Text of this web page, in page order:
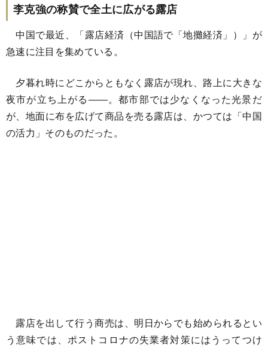
李克強の称賛で全土に広がる露店
中国で最近、「露店経済（中国語で「地攤経済」）」が
急速に注目を集めている。
夕暮れ時にどこからともなく露店が現れ、路上に大きな
夜市が立ち上がる――。都市部では少なくなった光景だ
が、地面に布を広げて商品を売る露店は、かつては「中国
の活力」そのものだった。
露店を出して行う商売は、明日からでも始められるとい
う意味では、ポストコロナの失業者対策にはうってつけ